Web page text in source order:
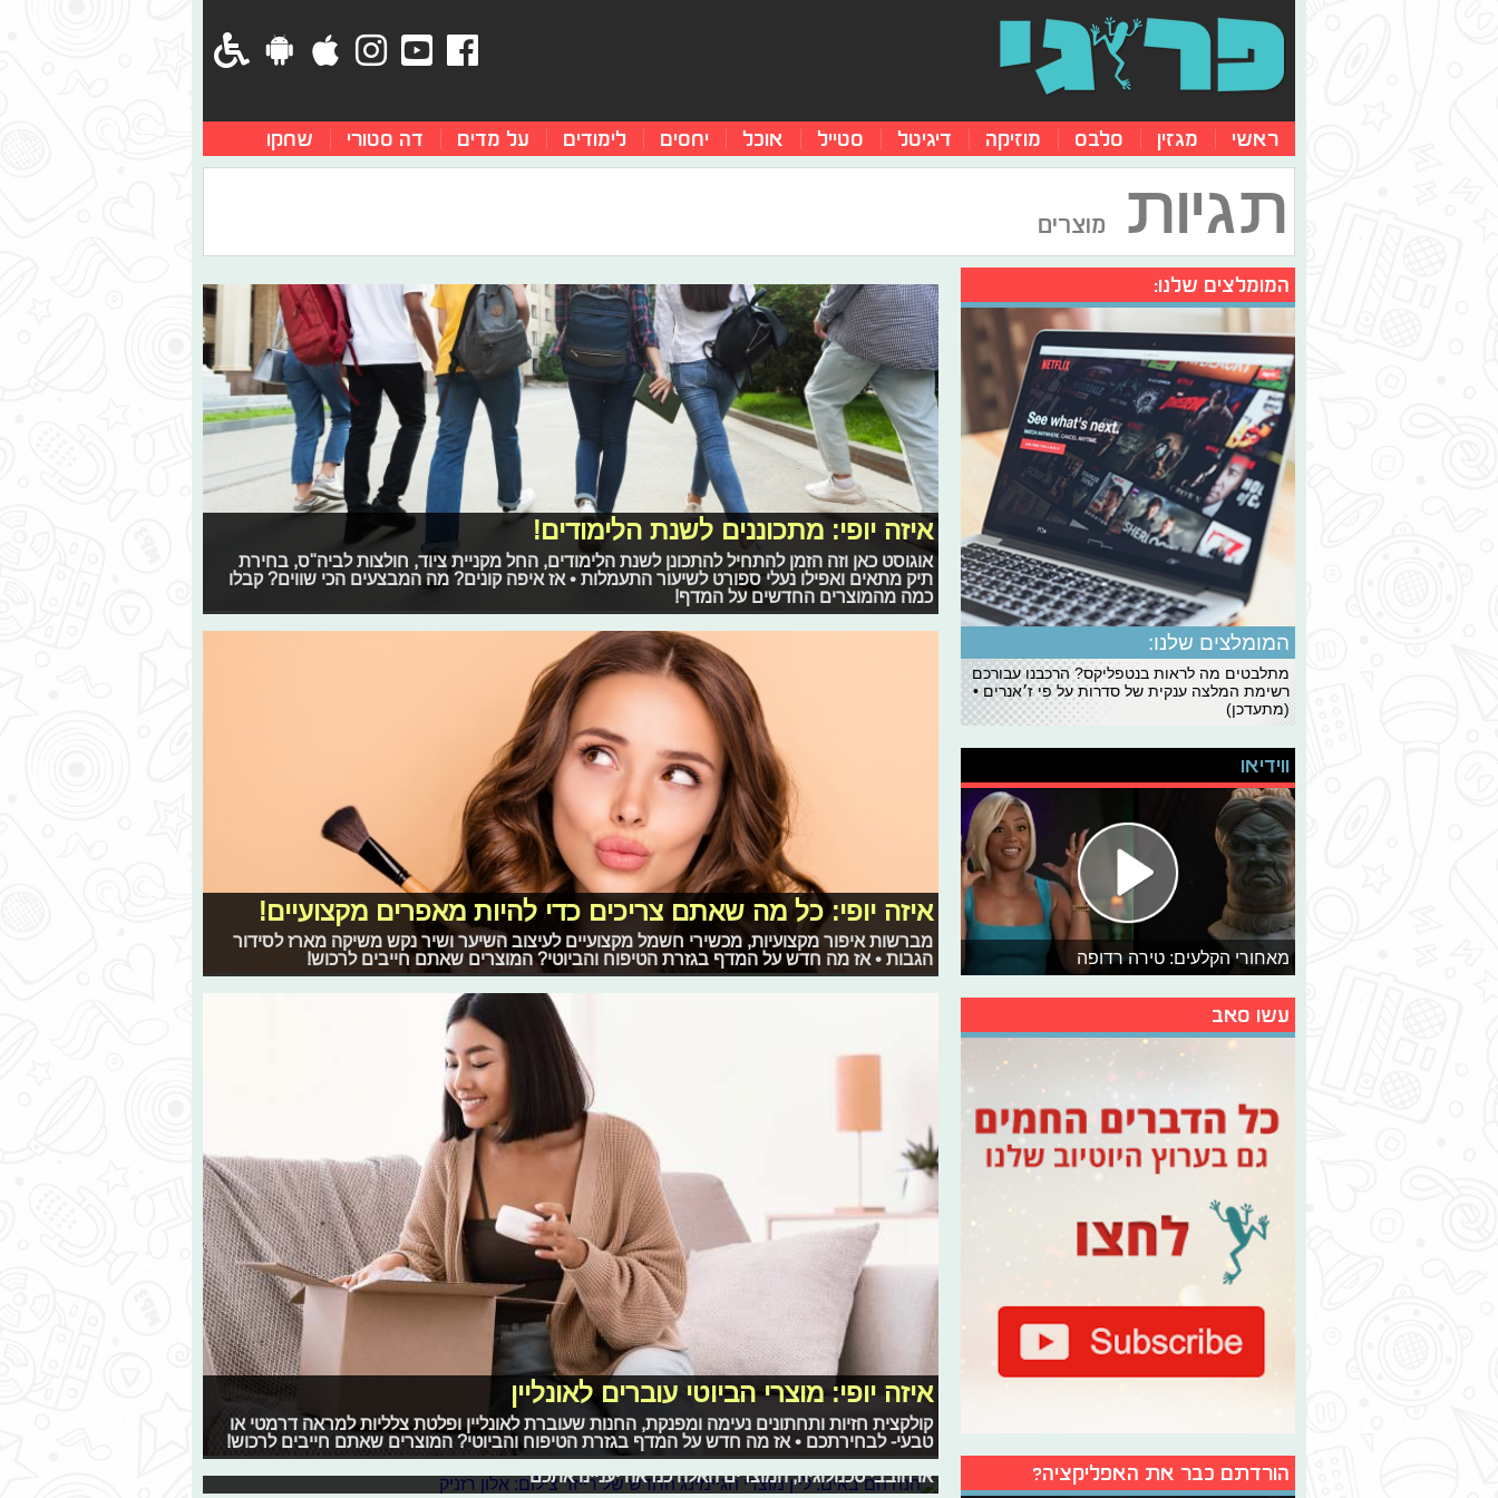
ראשי מגזין סלבס מוזיקה דיגיטל סטייל אוכל יחסים לימודים על מדים דה סטורי שחקו
תגיות מוצרים
איזה יופי: מתכוננים לשנת הלימודים!
אוגוסט כאן וזה הזמן להתחיל להתכונן לשנת הלימודים, החל מקניית ציוד, חולצות לביה"ס, בחירת
תיק מתאים ואפילו נעלי ספורט לשיעור התעמלות • אז איפה קונים? מה המבצעים הכי שווים? קבלו
כמה מהמוצרים החדשים על המדף!
איזה יופי: כל מה שאתם צריכים כדי להיות מאפרים מקצועיים!
מברשות איפור מקצועיות, מכשירי חשמל מקצועיים לעיצוב השיער ושיר נקש משיקה מארז לסידור
הגבות • אז מה חדש על המדף בגזרת הטיפוח והביוטי? המוצרים שאתם חייבים לרכוש!
איזה יופי: מוצרי הביוטי עוברים לאונליין
קולקצית חזיות ותחתונים נעימה ומפנקת, החנות שעוברת לאונליין ופלטת צלליות למראה דרמטי או
טבעי- לבחירתכם • אז מה חדש על המדף בגזרת הטיפוח והביוטי? המוצרים שאתם חייבים לרכוש!
הנה הם באים: ליין מוצרי הגיימינג החדש של רייזר
רשת באג משיקה בישראל קולקציית מוצרים חדשה של חברת Razer. אם אתם גיימרים, יוצרי תוכן
או חובבי טכנולוגיה, המוצרים האלה כנראה יעניינו אתכם
המומלצים שלנו:
המומלצים שלנו:
מתלבטים מה לראות בנטפליקס? הרכבנו עבורכם
רשימת המלצה ענקית של סדרות על פי ז׳אנרים •
(מתעדכן)
ווידיאו
מאחורי הקלעים: טירה רדופה
עשו סאב
הורדתם כבר את האפליקציה?